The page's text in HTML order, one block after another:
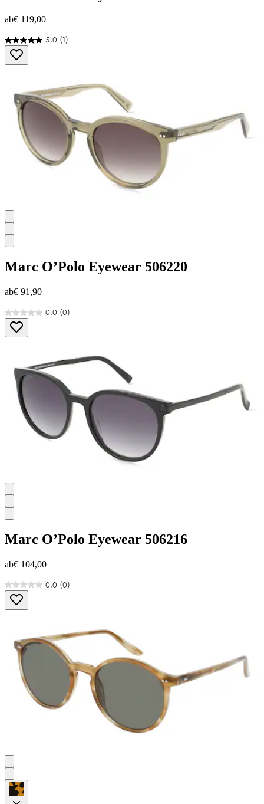
ab€ 119,00
5.0 (1)
5.0
von
5
Bewertung
Marc O’Polo Eyewear 506220
ab€ 91,90
0.0 (0)
0.0
von
5
Marc O’Polo Eyewear 506216
ab€ 104,00
0.0 (0)
0.0
von
5